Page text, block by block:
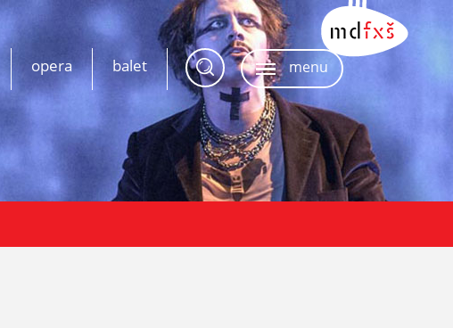
menu
balet
opera